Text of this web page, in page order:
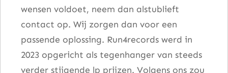
wensen voldoet, neem dan alstublieft
contact op. Wij zorgen dan voor een
passende oplossing. Run4records werd in
2023 opgericht als tegenhanger van steeds
verder stijgende lp prijzen. Volgens ons zou